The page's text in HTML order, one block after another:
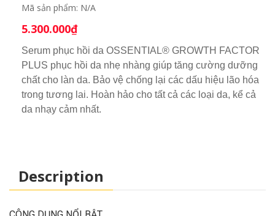
Mã sản phẩm: N/A
5.300.000₫
Serum phục hồi da OSSENTIAL® GROWTH FACTOR
PLUS phục hồi da nhẹ nhàng giúp tăng cường dưỡng
chất cho làn da. Bảo vệ chống lại các dấu hiệu lão hóa
trong tương lai. Hoàn hảo cho tất cả các loại da, kể cả
da nhạy cảm nhất.
Description